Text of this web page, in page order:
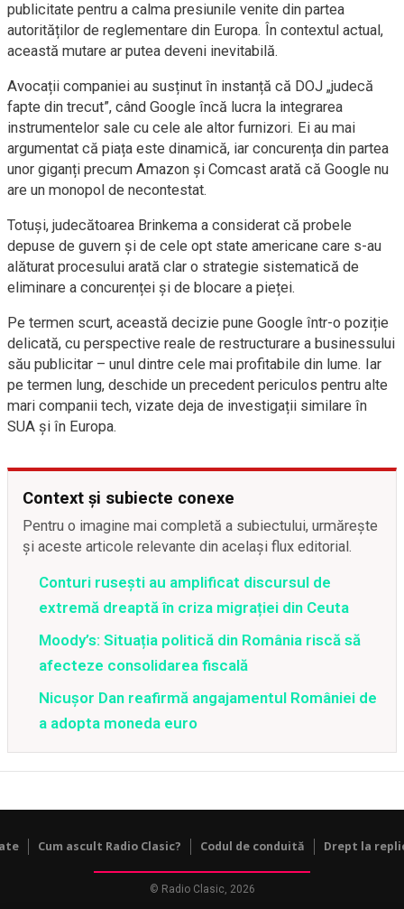
publicitate pentru a calma presiunile venite din partea
autorităților de reglementare din Europa. În contextul actual,
această mutare ar putea deveni inevitabilă.
Avocații companiei au susținut în instanță că DOJ „judecă
fapte din trecut”, când Google încă lucra la integrarea
instrumentelor sale cu cele ale altor furnizori. Ei au mai
argumentat că piața este dinamică, iar concurența din partea
unor giganți precum Amazon și Comcast arată că Google nu
are un monopol de necontestat.
Totuși, judecătoarea Brinkema a considerat că probele
depuse de guvern și de cele opt state americane care s-au
alăturat procesului arată clar o strategie sistematică de
eliminare a concurenței și de blocare a pieței.
Pe termen scurt, această decizie pune Google într-o poziție
delicată, cu perspective reale de restructurare a businessului
său publicitar – unul dintre cele mai profitabile din lume. Iar
pe termen lung, deschide un precedent periculos pentru alte
mari companii tech, vizate deja de investigații similare în
SUA și în Europa.
Context și subiecte conexe
Pentru o imagine mai completă a subiectului, urmărește
și aceste articole relevante din același flux editorial.
Conturi rusești au amplificat discursul de
extremă dreaptă în criza migrației din Ceuta
Moody’s: Situația politică din România riscă să
afecteze consolidarea fiscală
Nicușor Dan reafirmă angajamentul României de
a adopta moneda euro
Cum ascult Radio Clasic? Codul de conduită Drept la
© Radio Clasic, 2026